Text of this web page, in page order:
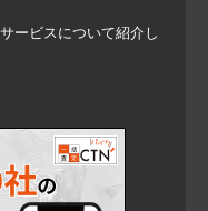
ービスについて紹介し